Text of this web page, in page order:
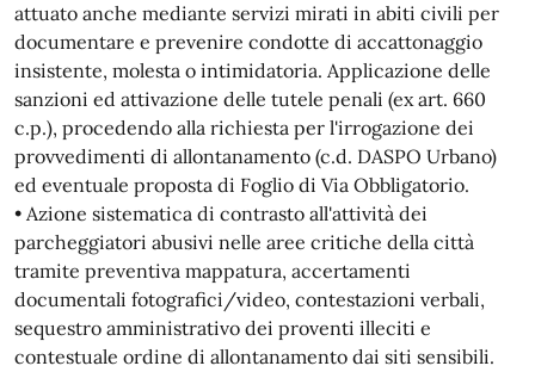
attuato anche mediante servizi mirati in abiti civili per
documentare e prevenire condotte di accattonaggio
insistente, molesta o intimidatoria. Applicazione delle
sanzioni ed attivazione delle tutele penali (ex art. 660
c.p.), procedendo alla richiesta per l'irrogazione dei
provvedimenti di allontanamento (c.d. DASPO Urbano)
ed eventuale proposta di Foglio di Via Obbligatorio.
• Azione sistematica di contrasto all'attività dei
parcheggiatori abusivi nelle aree critiche della città
tramite preventiva mappatura, accertamenti
documentali fotografici/video, contestazioni verbali,
sequestro amministrativo dei proventi illeciti e
contestuale ordine di allontanamento dai siti sensibili.